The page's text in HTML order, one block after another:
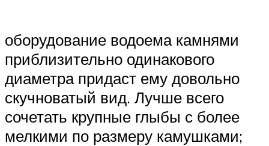
оборудование водоема камнями
приблизительно одинакового
диаметра придаст ему довольно
скучноватый вид. Лучше всего
сочетать крупные глыбы с более
мелкими по размеру камушками;